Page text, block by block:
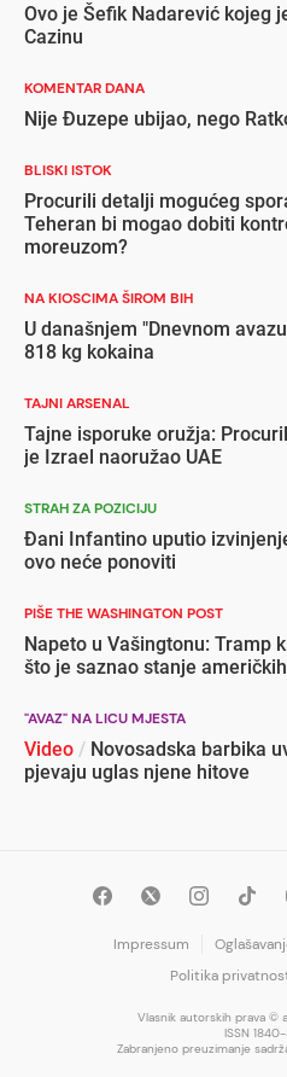
Ovo je Šefik Nadarević kojeg
Cazinu
KOMENTAR DANA
Nije Đuzepe ubijao, nego
BLISKI ISTOK
Procurili detalji mogućeg
Teheran bi mogao dobiti
moreuzom?
NA KIOSCIMA ŠIROM BIH
U današnjem "Dnevnom
818 kg kokaina
TAJNI ARSENAL
Tajne isporuke oružja:
je Izrael naoružao UAE
STRAH ZA POZICIJU
Đani Infantino uputio
ovo neće ponoviti
PIŠE THE WASHINGTON POST
Napeto u Vašingtonu: Tramp
što je saznao stanje
"AVAZ" NA LICU MJESTA
Video / Novosadska barbika
pjevaju uglas njene hitove
Impressum
Politika
Vlasnik autorskih prava ©
ISSN
Zabranjeno preuzimanje